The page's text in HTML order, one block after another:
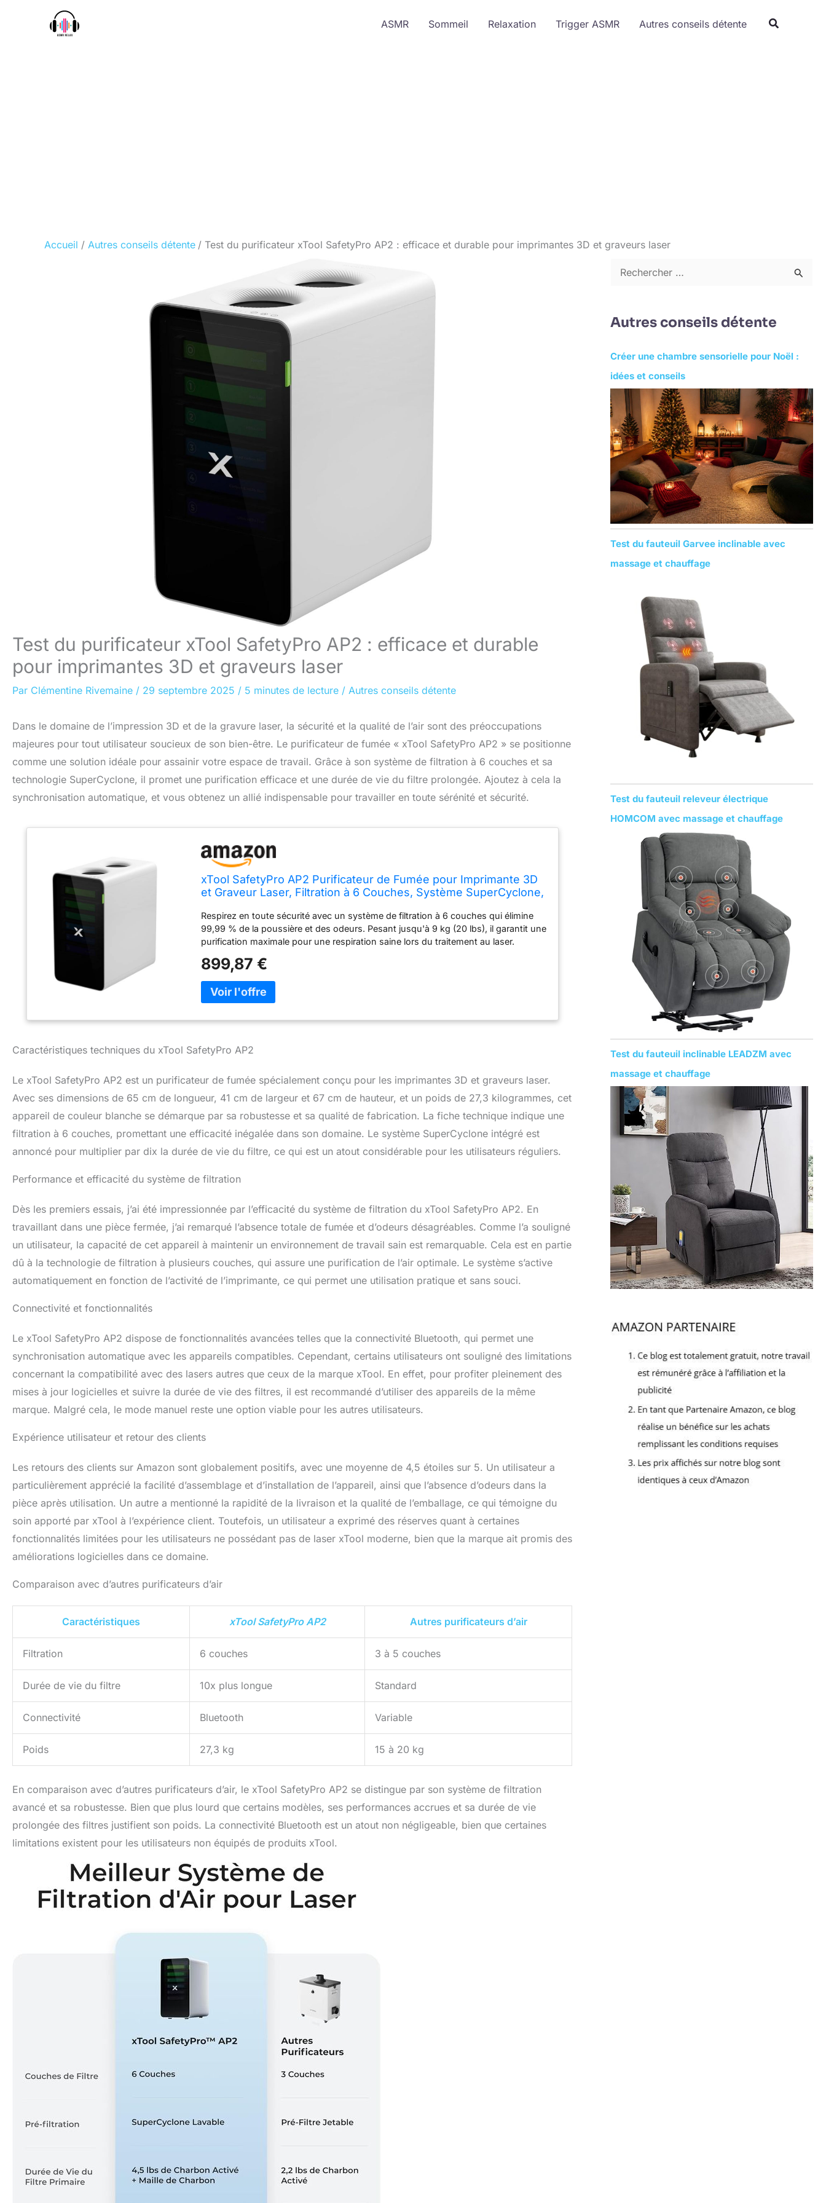
ASMR Sommeil Relaxation Trigger ASMR Autres conseils détente
Accueil Autres conseils détente Test du purificateur xTool SafetyPro AP2 : efficace et durable pour imprimantes 3D et graveurs laser
Test du purificateur xTool SafetyPro AP2 : efficace et durable
pour imprimantes 3D et graveurs laser
Par Clémentine Rivemaine / 29 septembre 2025 / 5 minutes de lecture / Autres conseils détente
Dans le domaine de l’impression 3D et de la gravure laser, la sécurité et la qualité de l’air sont des préoccupations
majeures pour tout utilisateur soucieux de son bien-être. Le purificateur de fumée « xTool SafetyPro AP2 » se positionne
comme une solution idéale pour assainir votre espace de travail. Grâce à son système de filtration à 6 couches et sa
technologie SuperCyclone, il promet une purification efficace et une durée de vie du filtre prolongée. Ajoutez à cela la
synchronisation automatique, et vous obtenez un allié indispensable pour travailler en toute sérénité et sécurité.
xTool SafetyPro AP2 Purificateur de Fumée pour Imprimante 3D
et Graveur Laser, Filtration à 6 Couches, Système SuperCyclone,
Respirez en toute sécurité avec un système de filtration à 6 couches qui élimine
99,99 % de la poussière et des odeurs. Pesant jusqu'à 9 kg (20 lbs), il garantit une
purification maximale pour une respiration saine lors du traitement au laser.
AP2. Profitez d'une durée de vie du filtre 10 fois plus longue grâce à la technologie
Cyclone et à une porte magnétique amovible qui facilite le retrait, le lavage et le
remplacement du filtre. Plus intelligent et plus silencieux. Synchronisation
automatique avec les lasers xTool, paramètres adaptés à chaque matériau,
surveillance en temps réel du filtre et fonctionnement à faible niveau sonore
avec la technologie SuperCyclone. Avec 36 cyclones, il capture 99 % des grosses
particules avant qu'elles n'atteignent les filtres, garantissant une meilleure collecte
produits chimiques nuisibles grâce à un filtre à maillage de carbone ultra-dense,
assurant une filtration plus puissante et un environnement de travail plus propre
xTool M1 Ultra, xTool F2, xTool F2 Ultra, xTool F2 Ultra UV, xTool F1 Ultra, xTool P2,
xTool P2S.
899,87 €
Caractéristiques techniques du xTool SafetyPro AP2
Le xTool SafetyPro AP2 est un purificateur de fumée spécialement conçu pour les imprimantes 3D et graveurs laser.
Avec ses dimensions de 65 cm de longueur, 41 cm de largeur et 67 cm de hauteur, et un poids de 27,3 kilogrammes, cet
appareil de couleur blanche se démarque par sa robustesse et sa qualité de fabrication. La fiche technique indique une
filtration à 6 couches, promettant une efficacité inégalée dans son domaine. Le système SuperCyclone intégré est
annoncé pour multiplier par dix la durée de vie du filtre, ce qui est un atout considérable pour les utilisateurs réguliers.
Performance et efficacité du système de filtration
Dès les premiers essais, j’ai été impressionnée par l’efficacité du système de filtration du xTool SafetyPro AP2. En
travaillant dans une pièce fermée, j’ai remarqué l’absence totale de fumée et d’odeurs désagréables. Comme l’a souligné
un utilisateur, la capacité de cet appareil à maintenir un environnement de travail sain est remarquable. Cela est en partie
dû à la technologie de filtration à plusieurs couches, qui assure une purification de l’air optimale. Le système s’active
automatiquement en fonction de l’activité de l’imprimante, ce qui permet une utilisation pratique et sans souci.
Connectivité et fonctionnalités
Le xTool SafetyPro AP2 dispose de fonctionnalités avancées telles que la connectivité Bluetooth, qui permet une
synchronisation automatique avec les appareils compatibles. Cependant, certains utilisateurs ont souligné des limitations
concernant la compatibilité avec des lasers autres que ceux de la marque xTool. En effet, pour profiter pleinement des
mises à jour logicielles et suivre la durée de vie des filtres, il est recommandé d’utiliser des appareils de la même
marque. Malgré cela, le mode manuel reste une option viable pour les autres utilisateurs.
Expérience utilisateur et retour des clients
Les retours des clients sur Amazon sont globalement positifs, avec une moyenne de 4,5 étoiles sur 5. Un utilisateur a
particulièrement apprécié la facilité d’assemblage et d’installation de l’appareil, ainsi que l’absence d’odeurs dans la
pièce après utilisation. Un autre a mentionné la rapidité de la livraison et la qualité de l’emballage, ce qui témoigne du
soin apporté par xTool à l’expérience client. Toutefois, un utilisateur a exprimé des réserves quant à certaines
fonctionnalités limitées pour les utilisateurs ne possédant pas de laser xTool moderne, bien que la marque ait promis des
améliorations logicielles dans ce domaine.
Comparaison avec d’autres purificateurs d’air
Caractéristiques xTool SafetyPro AP2 Autres purificateurs d’air
Filtration 6 couches 3 à 5 couches
Durée de vie du filtre 10x plus longue Standard
Connectivité Bluetooth Variable
Poids 27,3 kg 15 à 20 kg
En comparaison avec d’autres purificateurs d’air, le xTool SafetyPro AP2 se distingue par son système de filtration
avancé et sa robustesse. Bien que plus lourd que certains modèles, ses performances accrues et sa durée de vie
prolongée des filtres justifient son poids. La connectivité Bluetooth est un atout non négligeable, bien que certaines
limitations existent pour les utilisateurs non équipés de produits xTool.
c
e
r
c
h
e
r
:
Autres conseils détente
Créer une chambre sensorielle pour Noël :
idées et conseils
Test du fauteuil Garvee inclinable avec
massage et chauffage
Test du fauteuil releveur électrique
HOMCOM avec massage et chauffage
Test du fauteuil inclinable LEADZM avec
massage et chauffage